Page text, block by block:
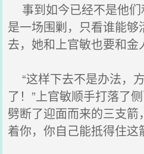
事到如今已经不是他们
是一场围剿，只看谁能
去，她和上官敏也要和金
“这样下去不是办法，
了！”上官敏顺手打落了
劈断了迎面而来的三支箭
着你，你自己能抵得住这